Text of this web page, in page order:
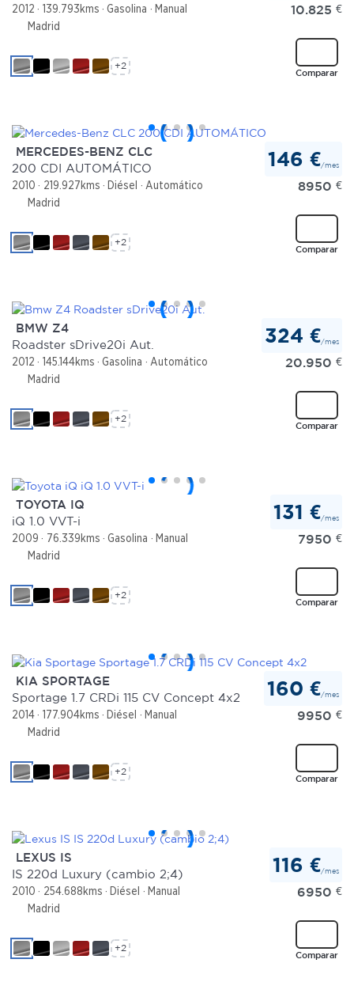
2012 139.793kms Gasolina
Manual
Madrid
10.825 €
Comparar
+2
MERCEDES-BENZ CLC
200 CDI AUTOMÁTICO
2010 219.927kms Diésel
Automático
Madrid
146 €/mes
8950 €
Comparar
+2
BMW Z4
Roadster sDrive20i Aut.
2012 145.144kms Gasolina
Automático
Madrid
324 €/mes
20.950 €
Comparar
+2
TOYOTA IQ
iQ 1.0 VVT-i
2009 76.339kms Gasolina
Manual
Madrid
131 €/mes
7950 €
Comparar
+2
KIA SPORTAGE
Sportage 1.7 CRDi 115 CV Concept 4x2
2014 177.904kms Diésel
Manual
Madrid
160 €/mes
9950 €
Comparar
+2
LEXUS IS
IS 220d Luxury (cambio 2;4)
2010 254.688kms Diésel
Manual
Madrid
116 €/mes
6950 €
Comparar
+2